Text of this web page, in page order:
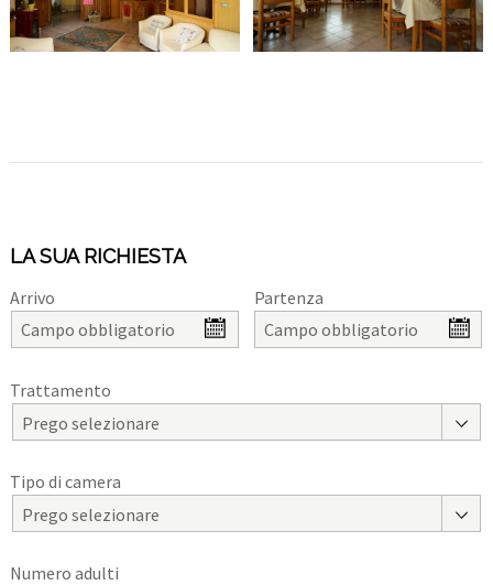
LA SUA RICHIESTA
Arrivo Partenza
Trattamento
Prego selezionare
Tipo di camera
Prego selezionare
Numero adulti